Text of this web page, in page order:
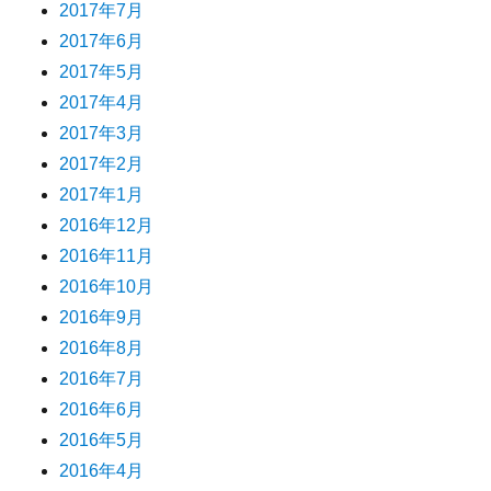
2017年7月
2017年6月
2017年5月
2017年4月
2017年3月
2017年2月
2017年1月
2016年12月
2016年11月
2016年10月
2016年9月
2016年8月
2016年7月
2016年6月
2016年5月
2016年4月